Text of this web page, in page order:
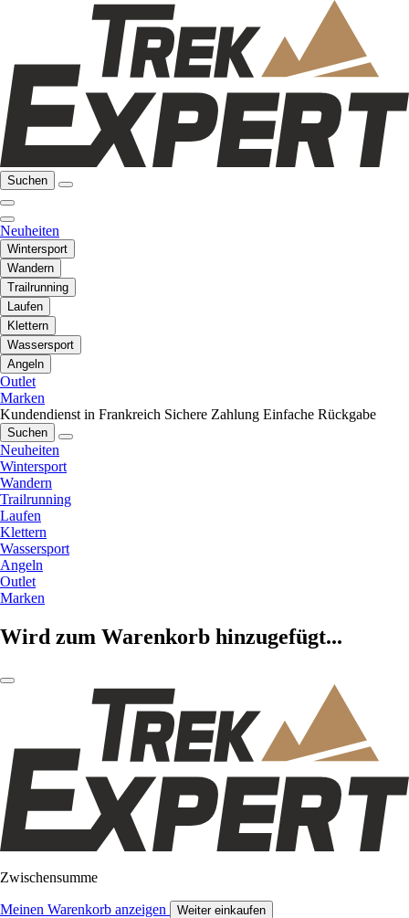
Suchen
Neuheiten
Wintersport
Wandern
Trailrunning
Laufen
Klettern
Wassersport
Angeln
Outlet
Marken
Kundendienst in Frankreich Sichere Zahlung Einfache Rückgabe
Suchen
Neuheiten
Wintersport
Wandern
Trailrunning
Laufen
Klettern
Wassersport
Angeln
Outlet
Marken
Wird zum Warenkorb hinzugefügt...
Zwischensumme
Meinen Warenkorb anzeigen Weiter einkaufen